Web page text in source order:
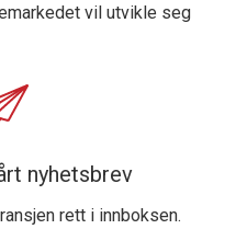
vil utvikle seg
nyhetsbrev
rett i innboksen.